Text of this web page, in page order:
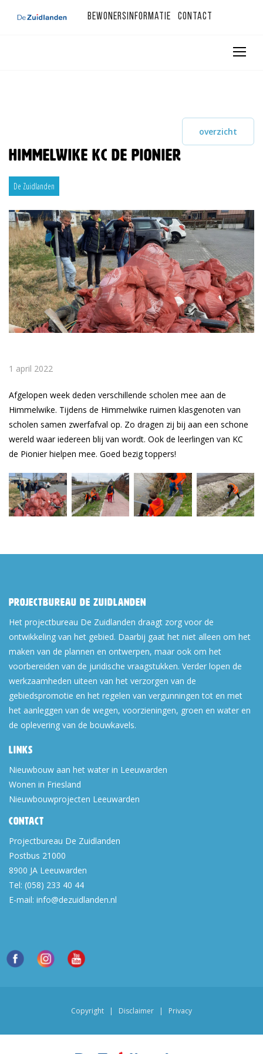
Bewonersinformatie Contact
overzicht
Himmelwike KC de Pionier
De Zuidlanden
1 april 2022
Afgelopen week deden verschillende scholen mee aan de
Himmelwike. Tijdens de Himmelwike ruimen klasgenoten van
scholen samen zwerfafval op. Zo dragen zij bij aan een schone
wereld waar iedereen blij van wordt. Ook de leerlingen van KC
de Pionier hielpen mee. Goed bezig toppers!
Projectbureau De Zuidlanden
Het projectbureau De Zuidlanden draagt zorg voor de
ontwikkeling van het gebied. Daarbij gaat het niet alleen om het
maken van de plannen en ontwerpen, maar ook om het
voorbereiden van de juridische vraagstukken. Verder lopen de
werkzaamheden uiteen van het verzorgen van de
gebiedspromotie en het regelen van vergunningen tot en met
het aanleggen van de wegen, voorzieningen, groen en water en
de oplevering van de bouwkavels.
Links
Nieuwbouw aan het water in Leeuwarden
Wonen in Friesland
Nieuwbouwprojecten Leeuwarden
Contact
Projectbureau De Zuidlanden
Postbus 21000
8900 JA Leeuwarden
Tel: (058) 233 40 44
E-mail: info@dezuidlanden.nl
Copyright | Disclaimer | Privacy